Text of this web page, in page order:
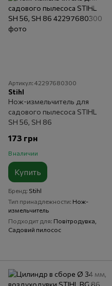
Артикул: 42297680300
Stihl
Нож-измельчитель для
садового пылесоса STIHL
SH 56, SH 86
173 грн
В наличии
Купить
Бренд Stihl
Тип принадлежности Нож-
измельчитель
Подходит для Повітродувка,
Садовий пилосос